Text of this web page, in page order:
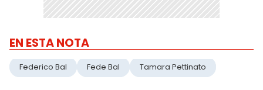
EN ESTA NOTA
Federico Bal Fede Bal Tamara Pettinato